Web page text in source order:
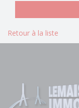
Retour à la liste